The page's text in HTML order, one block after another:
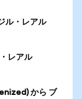
ル・レアル
レアル
から ブ